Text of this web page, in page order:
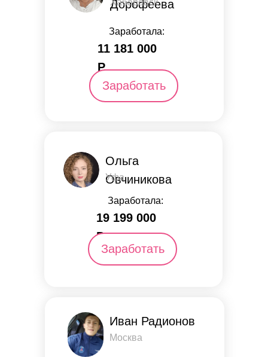
Дорофеева
Хабаровск
Заработала:
11 181 000
Р.
Заработать
Ольга
Овчиникова
Уфа
Заработала:
19 199 000
Р.
Заработать
Иван Радионов
Москва